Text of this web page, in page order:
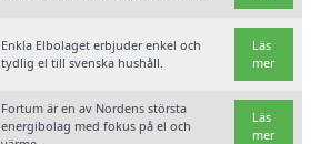
Enkla Elbolaget erbjuder enkel och
tydlig el till svenska hushåll.
Läs
mer
Fortum är en av Nordens största
energibolag med fokus på el och
Läs
mer